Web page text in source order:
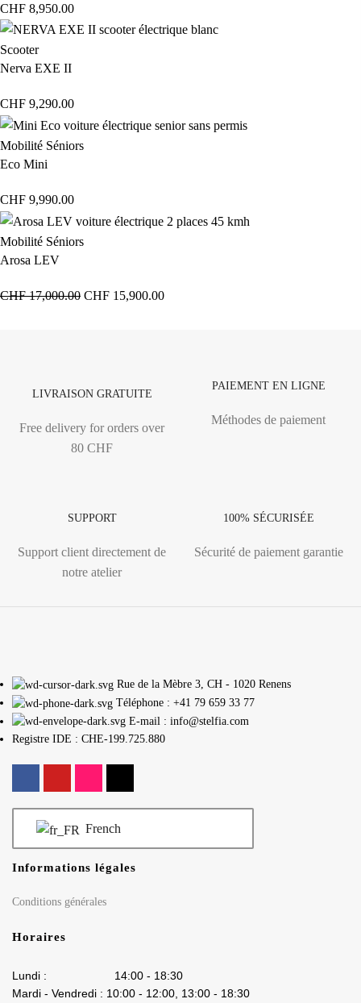
CHF 8,950.00
Scooter
Nerva EXE II
CHF 9,290.00
Mobilité Séniors
Eco Mini
CHF 9,990.00
Mobilité Séniors
Arosa LEV
CHF17,000.00 CHF 15,900.00
LIVRAISON GRATUITE
Free delivery for orders over
80 CHF
PAIEMENT EN LIGNE
Méthodes de paiement
SUPPORT
Support client directement de
notre atelier
100% SÉCURISÉE
Sécurité de paiement garantie
Rue de la Mèbre 3, CH - 1020 Renens
Téléphone : +41 79 659 33 77
E-mail : info@stelfia.com
Registre IDE : CHE-199.725.880
French
Informations légales
Conditions générales
Horaires
Lundi : 14:00 - 18:30
Mardi - Vendredi : 10:00 - 12:00, 13:00 - 18:30